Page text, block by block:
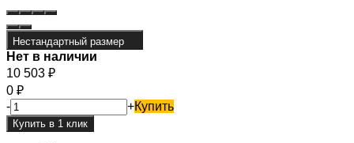
Нестандартный размер
Нет в наличии
10 503 ₽
0 ₽
-
+Купить